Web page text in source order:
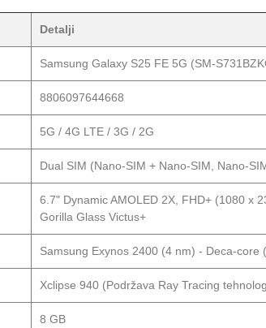
Detalji
Samsung Galaxy S25 FE 5G (SM-
8806097644668
5G / 4G LTE / 3G / 2G
Dual SIM (Nano-SIM + Nano-SIM, Nano-
6.7" Dynamic AMOLED 2X, FHD+ (1080 x
Gorilla Glass Victus+
Samsung Exynos 2400 (4 nm) - Deca-core
Xclipse 940 (Podržava Ray Tracing
8 GB